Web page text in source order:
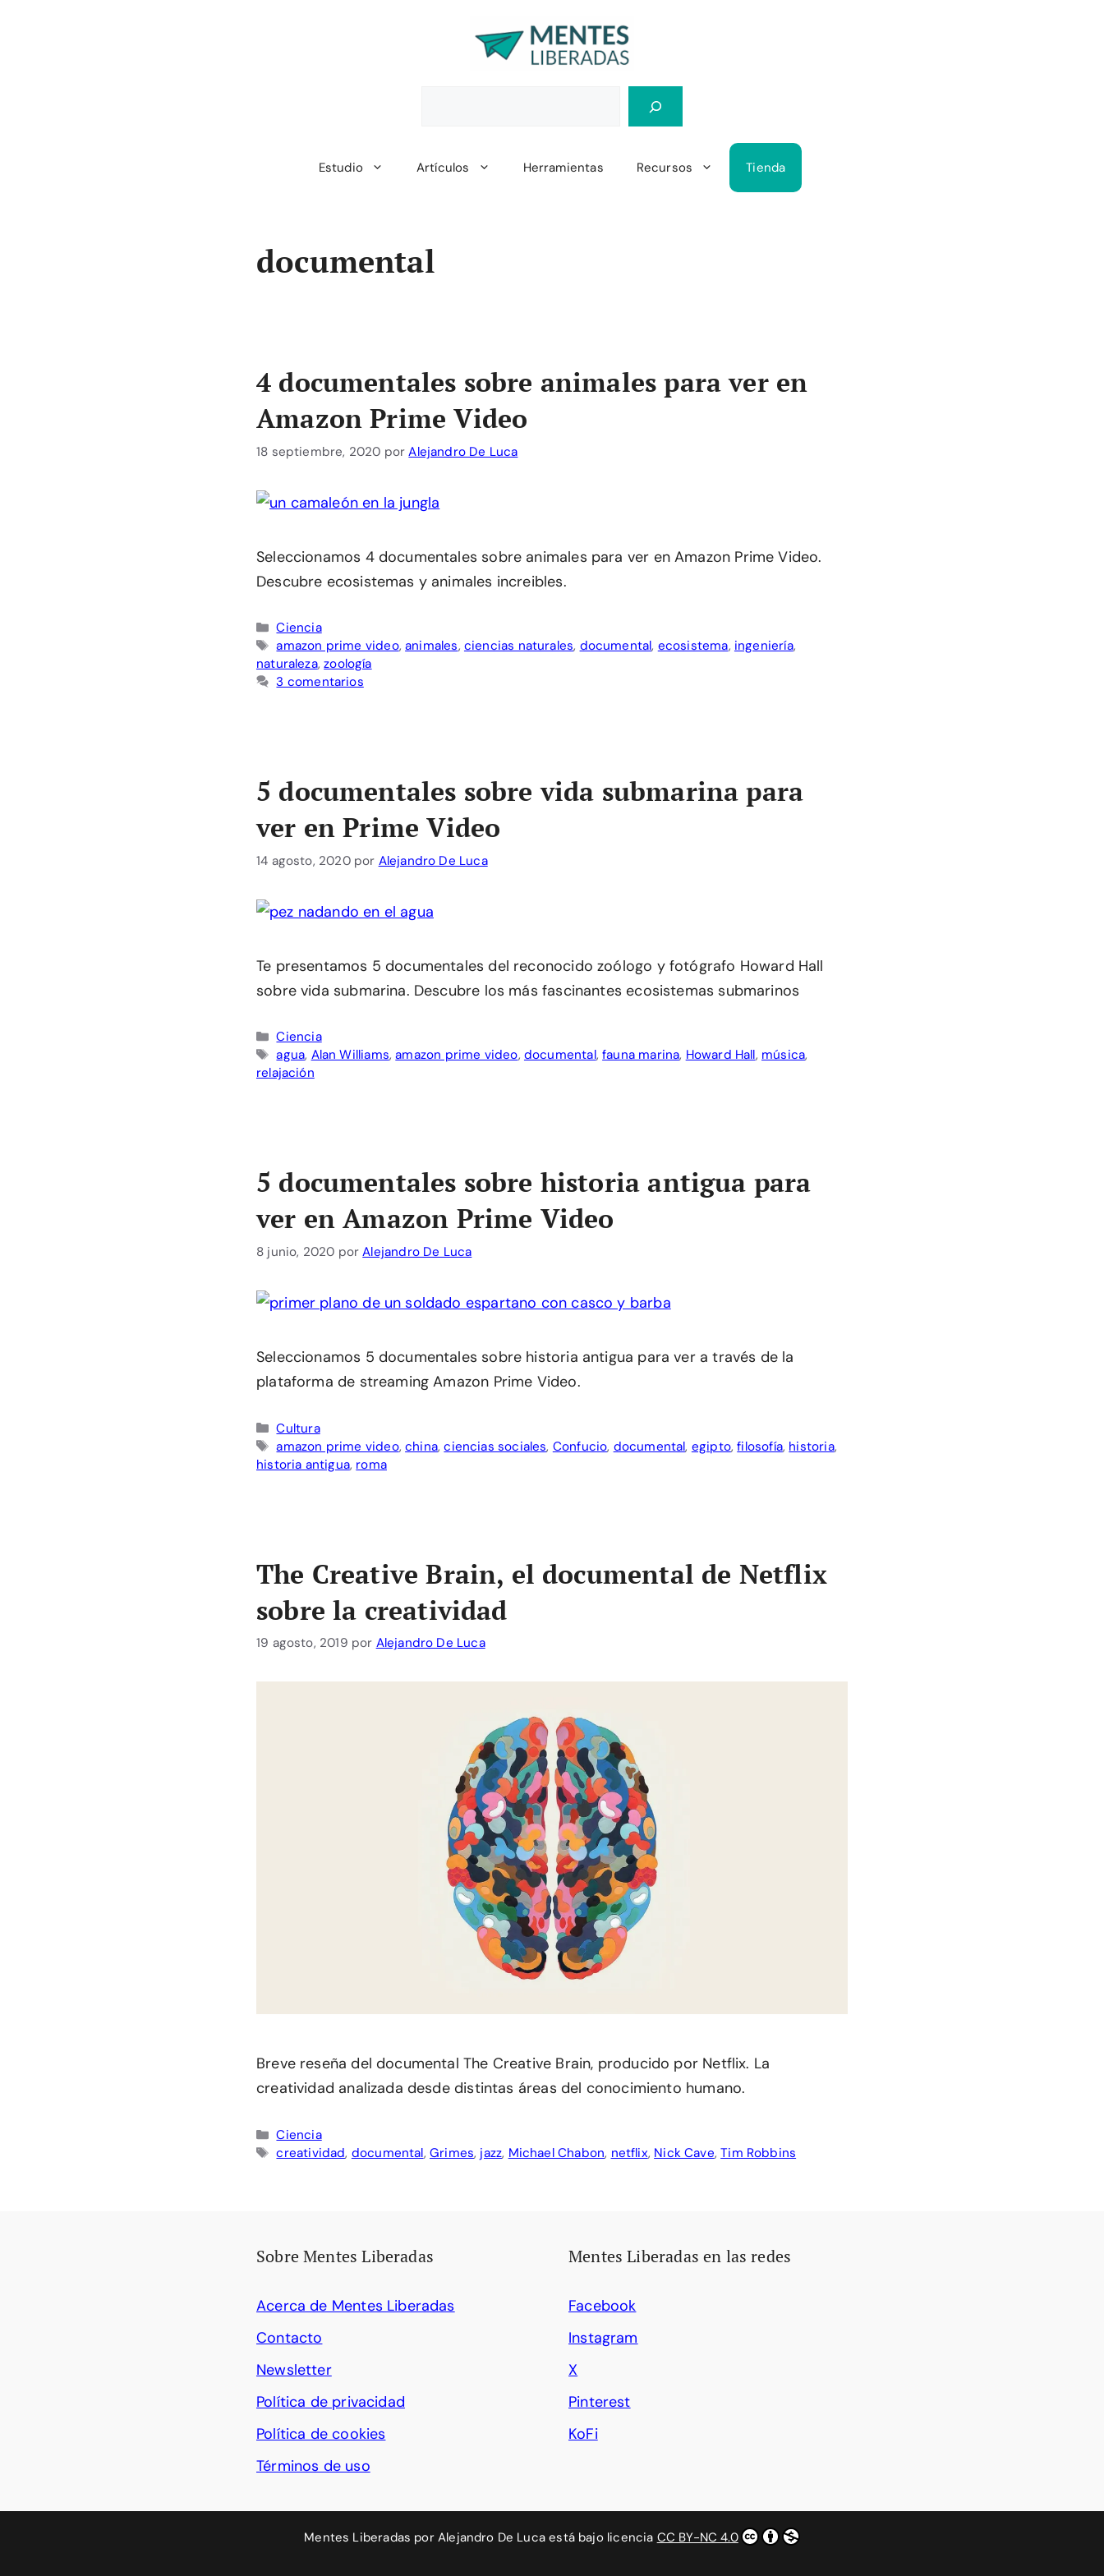
Estudio Artículos Herramientas Recursos Tienda
documental
4 documentales sobre animales para ver en
Amazon Prime Video
18 septiembre, 2020 porAlejandro De Luca
Seleccionamos 4 documentales sobre animales para ver en Amazon Prime Video.
Descubre ecosistemas y animales increibles.
Categorías
Ciencia
Etiquetas
amazon prime video,animales, ciencias naturales, documental, ecosistema, ingeniería,
naturaleza,zoología
3 comentarios
5 documentales sobre vida submarina para
ver en Prime Video
14 agosto, 2020 por Alejandro De Luca
Te presentamos 5 documentales del reconocido zoólogo y fotógrafo Howard Hall
sobre vida submarina. Descubre los más fascinantes ecosistemas submarinos
Categorías
Ciencia
Etiquetas
agua, Alan Williams,amazon prime video, documental,fauna marina, Howard Hall, música,
relajación
5 documentales sobre historia antigua para
ver en Amazon Prime Video
8 junio, 2020 porAlejandro De Luca
Seleccionamos 5 documentales sobre historia antigua para ver a través de la
plataforma de streaming Amazon Prime Video.
Categorías
Cultura
Etiquetas
amazon prime video,china,ciencias sociales, Confucio, documental, egipto,filosofía, historia,
historia antigua, roma
The Creative Brain, el documental de Netflix
sobre la creatividad
19 agosto, 2019 por Alejandro De Luca
Breve reseña del documental The Creative Brain, producido por Netflix. La
creatividad analizada desde distintas áreas del conocimiento humano.
Categorías
Ciencia
Etiquetas
creatividad, documental,Grimes, jazz, Michael Chabon, netflix, Nick Cave,Tim Robbins
Sobre Mentes Liberadas
Acerca de Mentes Liberadas
Contacto
Newsletter
Política de privacidad
Política de cookies
Términos de uso
Mentes Liberadas en las redes
Facebook
Instagram
X
Pinterest
KoFi
Mentes Liberadas por Alejandro De Luca está bajo licencia CC BY-NC 4.0